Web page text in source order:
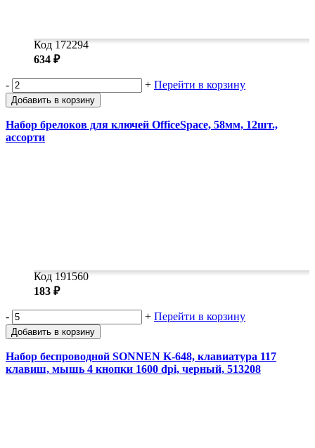
Код 172294
634 ₽
- + Перейти в корзину
Добавить в корзину
Набор брелоков для ключей OfficeSpace, 58мм, 12шт.,
ассорти
Код 191560
183 ₽
- + Перейти в корзину
Добавить в корзину
Набор беспроводной SONNEN K-648, клавиатура 117
клавиш, мышь 4 кнопки 1600 dpi, черный, 513208